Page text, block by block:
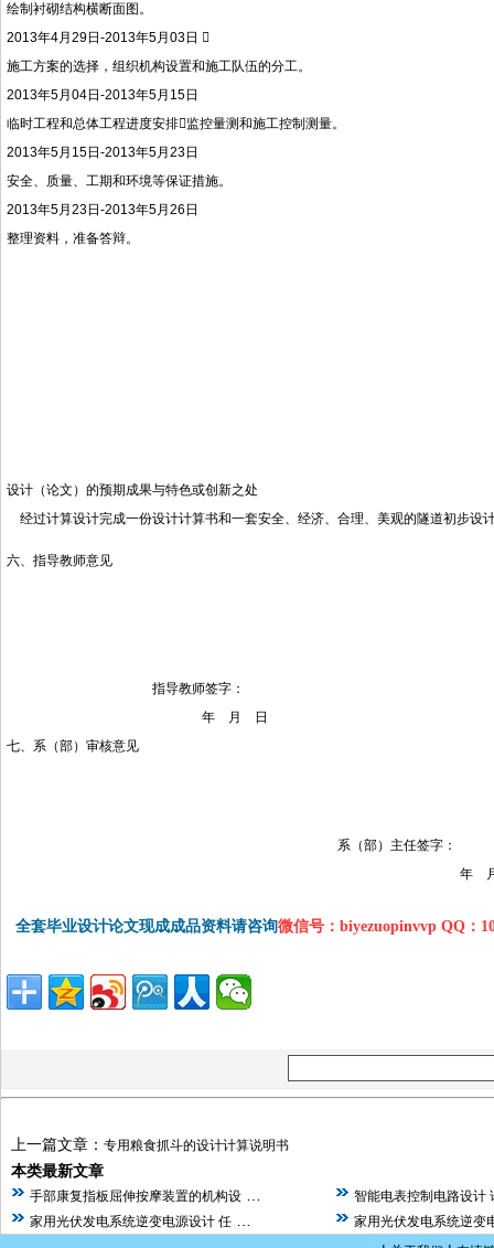
绘制衬砌结构横断面图。
2013年4月29日-2013年5月03日 
施工方案的选择，组织机构设置和施工队伍的分工。
2013年5月04日-2013年5月15日
临时工程和总体工程进度安排监控量测和施工控制测量。
2013年5月15日-2013年5月23日
安全、质量、工期和环境等保证措施。
2013年5月23日-2013年5月26日
整理资料，准备答辩。
设计（论文）的预期成果与特色或创新之处
经过计算设计完成一份设计计算书和一套安全、经济、合理、美观的隧道初步设
六、指导教师意见
指导教师签字：
年 月 日
七、系（部）审核意见
系（部）主任
年 月
全套毕业设计论文现成成品资料请咨询微信号：biyezuopinvvp QQ
上一篇文章： 专用粮食抓斗的设计计算说明书
本类最新文章
手部康复指板屈伸按摩装置的机构设
智能电表控制电路设计
家用光伏发电系统逆变电源设计 任
家用光伏发电系统逆变